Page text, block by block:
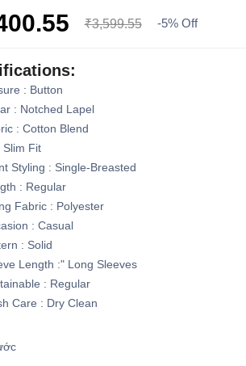
₹3,599.55 -5% Off
: Button
: Notched Lapel
: Cotton Blend
Slim Fit
Styling : Single-Breasted
: Regular
Fabric : Polyester
: Casual
: Solid
Length :" Long Sleeves
: Regular
Care : Dry Clean